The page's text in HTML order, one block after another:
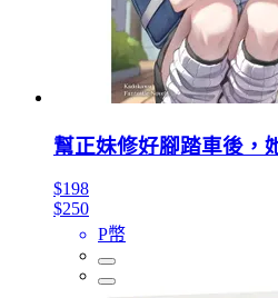
幫正妹修好腳踏車後，
$198
$250
P幣